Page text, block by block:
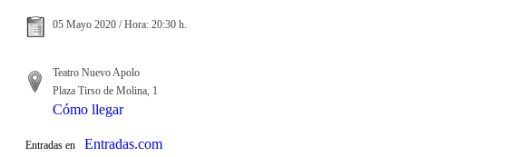
05 Mayo 2020 / Hora: 20:30 h.
Teatro Nuevo Apolo
Plaza Tirso de Molina, 1
Cómo llegar
Entradas en Entradas.com